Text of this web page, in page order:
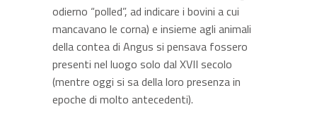
odierno “polled”, ad indicare i bovini a cui
mancavano le corna) e insieme agli animali
della contea di Angus si pensava fossero
presenti nel luogo solo dal XVII secolo
(mentre oggi si sa della loro presenza in
epoche di molto antecedenti).